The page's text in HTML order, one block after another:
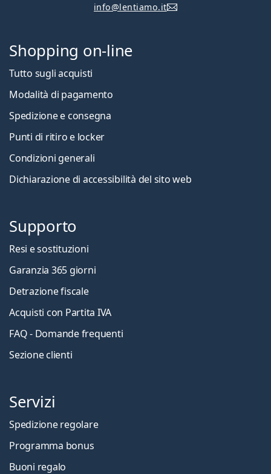
info@lentiamo.it
Shopping on-line
Tutto sugli acquisti
Modalità di pagamento
Spedizione e consegna
Punti di ritiro e locker
Condizioni generali
Dichiarazione di accessibilità del sito web
Supporto
Resi e sostituzioni
Garanzia 365 giorni
Detrazione fiscale
Acquisti con Partita IVA
FAQ - Domande frequenti
Sezione clienti
Servizi
Spedizione regolare
Programma bonus
Buoni regalo